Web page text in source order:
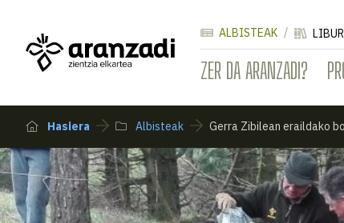
ZER DA ARANZADI?
ALBISTEAK
Hasiera Albisteak Gerra Zibilean eraildako